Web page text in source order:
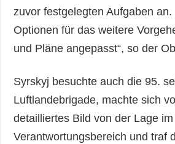
zuvor festgelegten Aufgaben an.
Optionen für das weitere
und Pläne angepasst“, so der
Syrskyj besuchte auch die 95.
Luftlandebrigade, machte sich
detailliertes Bild von der Lage im
Verantwortungsbereich und traf